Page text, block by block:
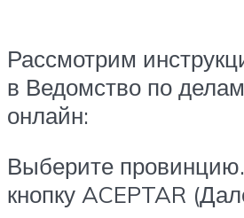
Рассмотрим
в Ведомство по
онлайн:
Выберите
кнопку ACEPTAR